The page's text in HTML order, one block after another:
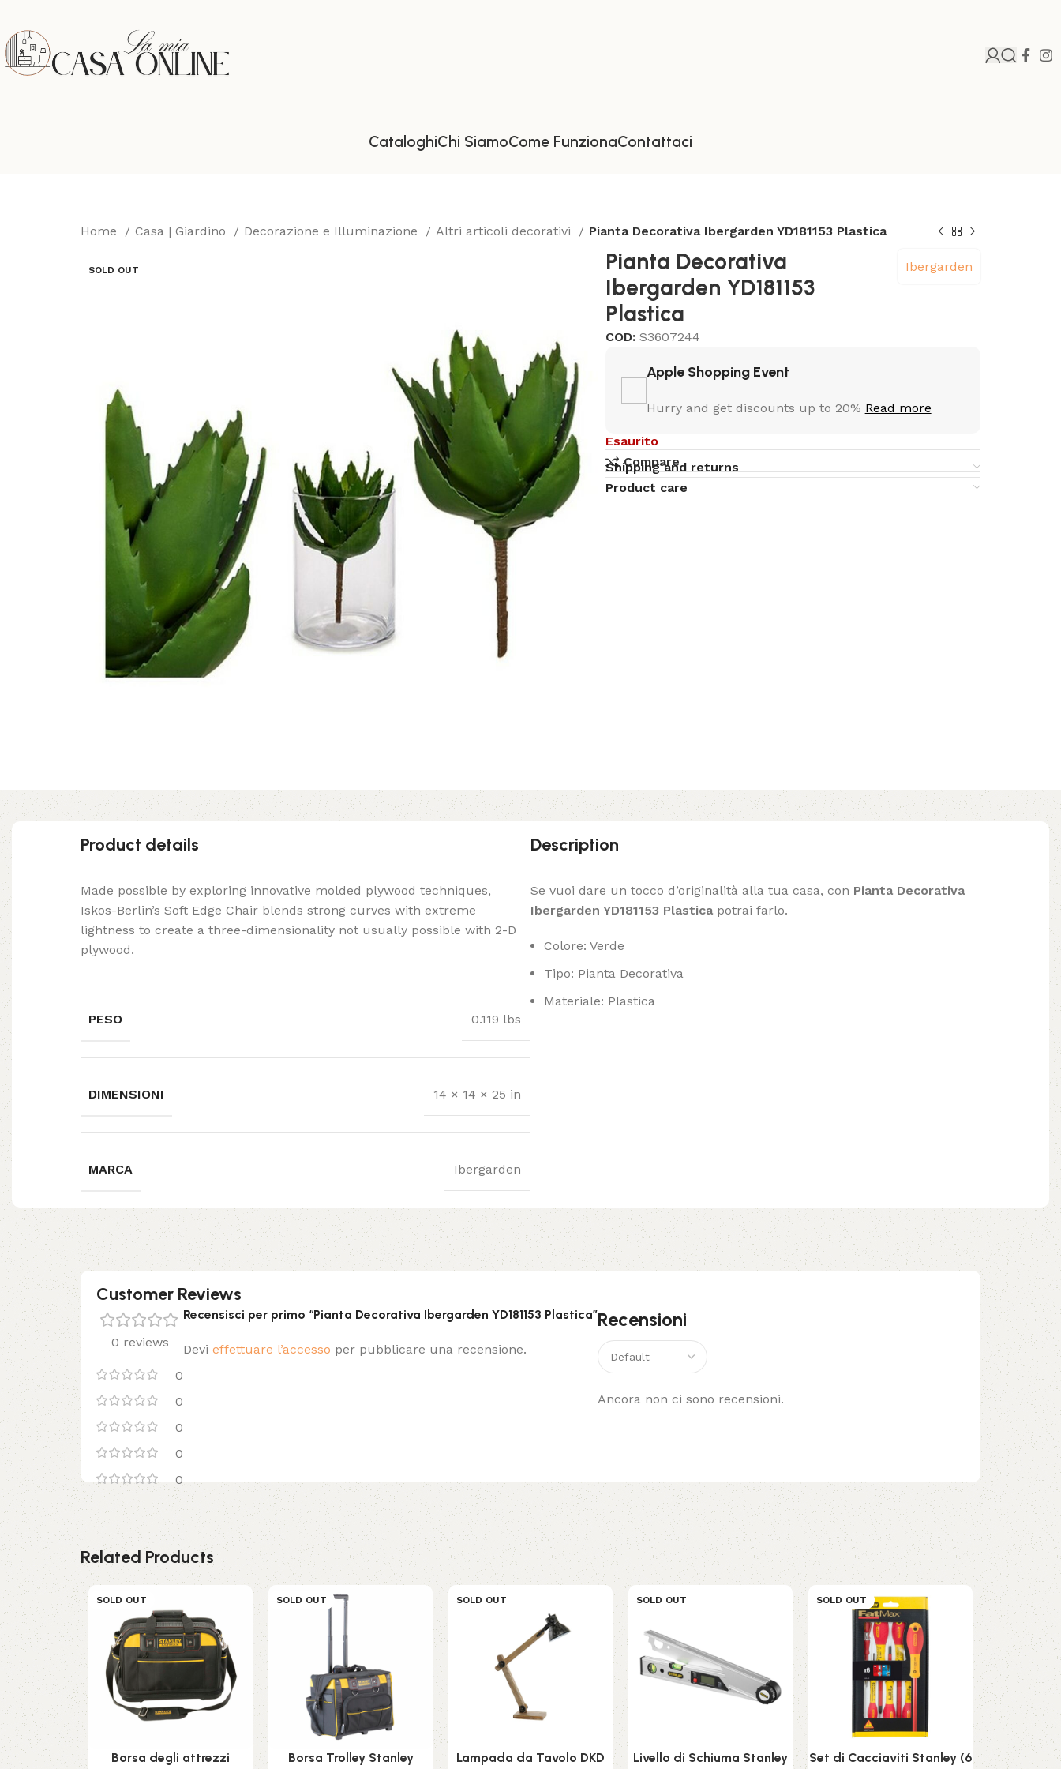
CataloghiChi SiamoCome FunzionaContattaci
Home Casa | Giardino Decorazione e Illuminazione Altri articoli decorativi Pianta Decorativa Ibergarden YD181153 Plastica
SOLD OUT
Pianta Decorativa
Ibergarden YD181153
Plastica
Ibergarden
COD: S3607244
Apple Shopping Event
Hurry and get discounts up to 20% Read more
Esaurito
Compare
Shipping and returns
Product care
Product details
Made possible by exploring innovative molded plywood techniques,
Iskos-Berlin’s Soft Edge Chair blends strong curves with extreme
lightness to create a three-dimensionality not usually possible with 2-D
plywood.
PESO 0.119 lbs
DIMENSIONI 14 × 14 × 25 in
MARCA Ibergarden
Description
Se vuoi dare un tocco d’originalità alla tua casa, con Pianta Decorativa
Ibergarden YD181153 Plastica potrai farlo.
Colore: Verde
Tipo: Pianta Decorativa
Materiale: Plastica
Customer Reviews
0 reviews
0
0
0
0
0
Recensioni
Ancora non ci sono recensioni.
Recensisci per primo “Pianta Decorativa Ibergarden YD181153 Plastica”
Devi effettuare l’accesso per pubblicare una recensione.
Related Products
SOLD OUT
Borsa degli attrezzi
SOLD OUT
Borsa Trolley Stanley
SOLD OUT
Lampada da Tavolo DKD
SOLD OUT
Livello di Schiuma Stanley
SOLD OUT
Set di Cacciaviti Stanley (6
SOLD OUT
Tubo di